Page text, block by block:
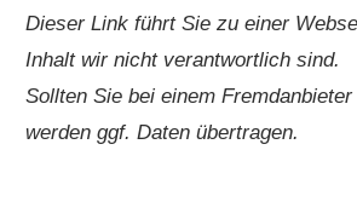
Dieser Link führt Sie zu einer
Inhalt wir nicht verantwortlich sind.
Sollten Sie bei einem
werden ggf. Daten übertragen.